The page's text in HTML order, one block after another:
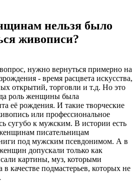
нельзя было
живописи?
нужно вернуться примерно на
- время расцвета искусства,
открытий, торговли и т.д. Но это
роль женщины была
её рождения. И такие творческие
или профессиональное
сугубо к мужским. В истории есть
писательницам
под мужским псевдонимом. А в
допускали только как
картины, муз, которыми
качестве подмастерьев, которых не